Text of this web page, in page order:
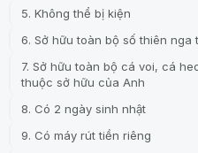
5. Không thể bị kiện
6. Sở hữu toàn bộ số thiên nga
7. Sở hữu toàn bộ cá voi, cá
thuộc sở hữu của Anh
8. Có 2 ngày sinh nhật
9. Có máy rút tiền riêng